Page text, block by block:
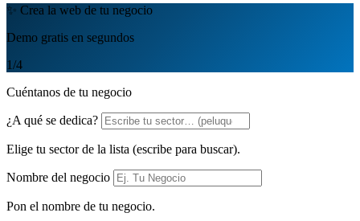
✨ Crea la web de tu negocio
Demo gratis en segundos
1/4
Cuéntanos de tu negocio
¿A qué se dedica?
Elige tu sector de la lista (escribe para buscar).
Nombre del negocio
Pon el nombre de tu negocio.